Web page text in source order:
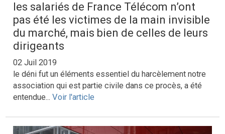
les salariés de France Télécom n’ont
pas été les victimes de la main invisible
du marché, mais bien de celles de leurs
dirigeants
02 Juil 2019
le déni fut un éléments essentiel du harcèlement notre
association qui est partie civile dans ce procès, a été
entendue...Voir l'article